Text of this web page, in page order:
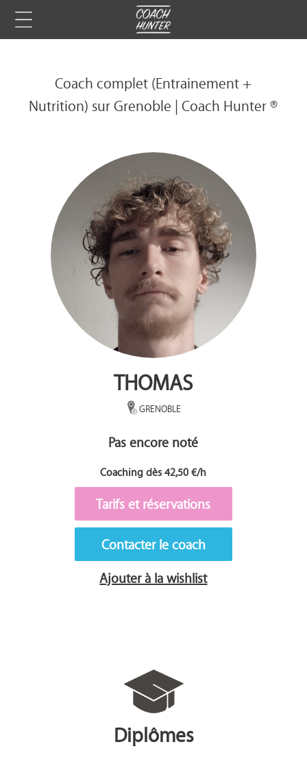
Coach complet (Entrainement +
Nutrition) sur Grenoble | Coach Hunter ®
THOMAS
GRENOBLE
Pas encore noté
Coaching dès 42,50 €/h
Tarifs et réservations
Contacter le coach
Ajouter à la wishlist
Diplômes